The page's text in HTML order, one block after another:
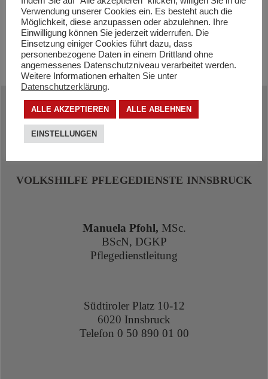
Folder Pflege zu Hause
So erreichen Sie uns
VOLKSHILFE PFLEGEDIENSTE INNSBRUCK
Manuela Pfohl, MSc.
BScN, DGKP
Pflegedienstleitung
Südtiroler Platz 10-12
6020 Innsbruck
Telefon 0 50 890 01 00
Verwendung unserer Cookies ein. Es besteht auch die
Möglichkeit, diese anzupassen oder abzulehnen. Ihre
Einwilligung können Sie jederzeit widerrufen. Die
Einsetzung einiger Cookies führt dazu, dass
personenbezogene Daten in einem Drittland ohne
angemessenes Datenschutzniveau verarbeitet werden.
Weitere Informationen erhalten Sie unter
Datenschutzerklärung.
ALLE AKZEPTIEREN ALLE ABLEHNEN
EINSTELLUNGEN